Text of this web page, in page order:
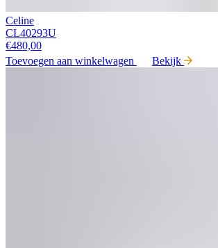
Celine
CL40293U
€480,00
Toevoegen aan winkelwagen
Bekijk